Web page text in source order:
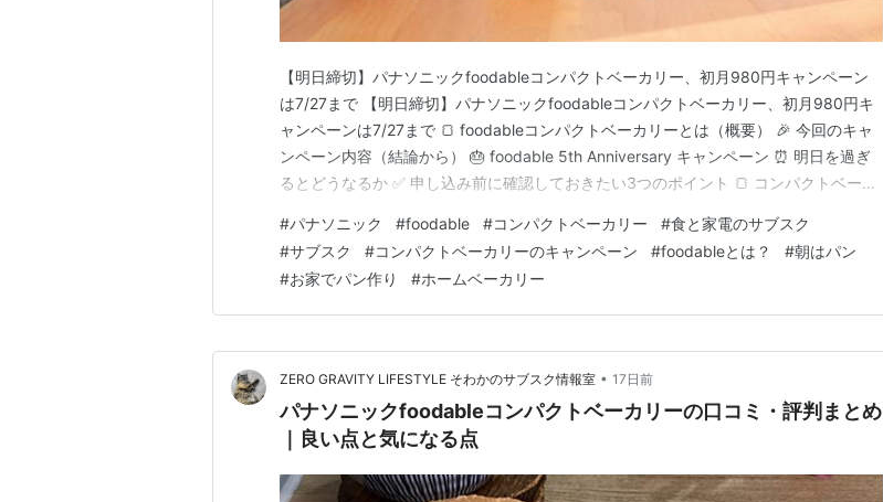
【明日締切】パナソニックfoodableコンパクトベーカリー、初月980円キャンペーン
は7/27まで 【明日締切】パナソニックfoodableコンパクトベーカリー、初月980円キ
ャンペーンは7/27まで 🍞 foodableコンパクトベーカリーとは（概要） 🎉 今回のキャ
ンペーン内容（結論から） 🎂 foodable 5th Anniversary キャンペーン ⏰ 明日を過ぎ
るとどうなるか ✅ 申し込み前に確認しておきたい3つのポイント 🍞 コンパクトベーカ
2026年7月27日（月）まで パナソニックのfooda…
#パナソニック #foodable #コンパクトベーカリー #食と家電のサブスク
#サブスク #コンパクトベーカリーのキャンペーン #foodableとは？ #朝はパン
#お家でパン作り #ホームベーカリー
ZERO GRAVITY LIFESTYLE そわかのサブスク情報室 • 17日前
パナソニックfoodableコンパクトベーカリーの口コミ・評判まとめ
｜良い点と気になる点